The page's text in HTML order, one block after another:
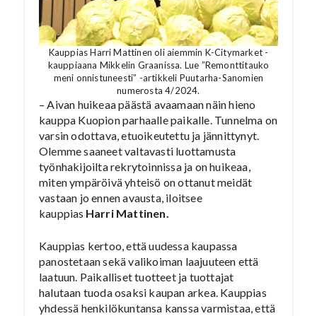
Kauppias Harri Mattinen oli aiemmin K-Citymarket -
kauppiaana Mikkelin Graanissa. Lue ”Remonttitauko
meni onnistuneesti” -artikkeli Puutarha-Sanomien
numerosta 4/2024.
– Aivan huikeaa päästä avaamaan näin hieno
kauppa Kuopion parhaalle paikalle. Tunnelma on
varsin odottava, etuoikeutettu ja jännittynyt.
Olemme saaneet valtavasti luottamusta
työnhakijoilta rekrytoinnissa ja on huikeaa,
miten ympäröivä yhteisö on ottanut meidät
vastaan jo ennen avausta, iloitsee
kauppias Harri Mattinen.
Kauppias kertoo, että uudessa kaupassa
panostetaan sekä valikoiman laajuuteen että
laatuun. Paikalliset tuotteet ja tuottajat
halutaan tuoda osaksi kaupan arkea. Kauppias
yhdessä henkilökuntansa kanssa varmistaa, että